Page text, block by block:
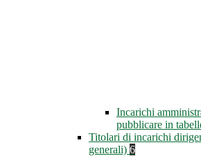
Incarichi
pubblicare in
Titolari di incarichi
generali) 6